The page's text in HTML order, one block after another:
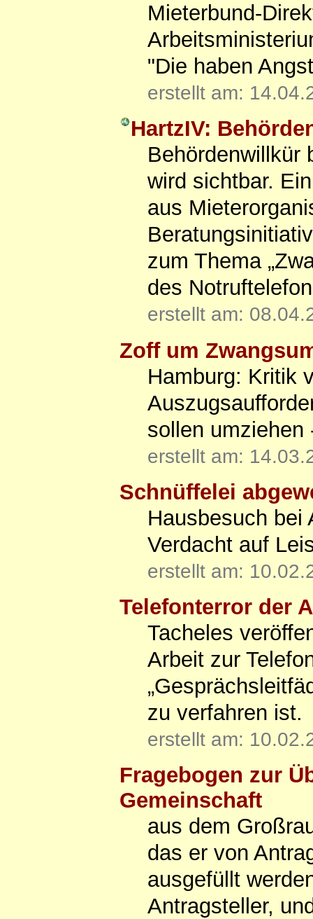
Mieterbund-
"Die haben
erstellt am:
HartzIV:
Behördenwillkür
wird sichtbar.
aus
zum Thema
des
erstellt am:
Zoff um
Hamburg: Kritik
sollen umziehen
erstellt am:
Schnüffelei
Hausbesuch bei
Verdacht auf
erstellt am:
Telefonterror der
Tacheles
Arbeit zur
zu verfahren ist.
erstellt am:
Fragebogen zur
Gemeinschaft
aus dem
das er von
ausgefüllt
Antragsteller,